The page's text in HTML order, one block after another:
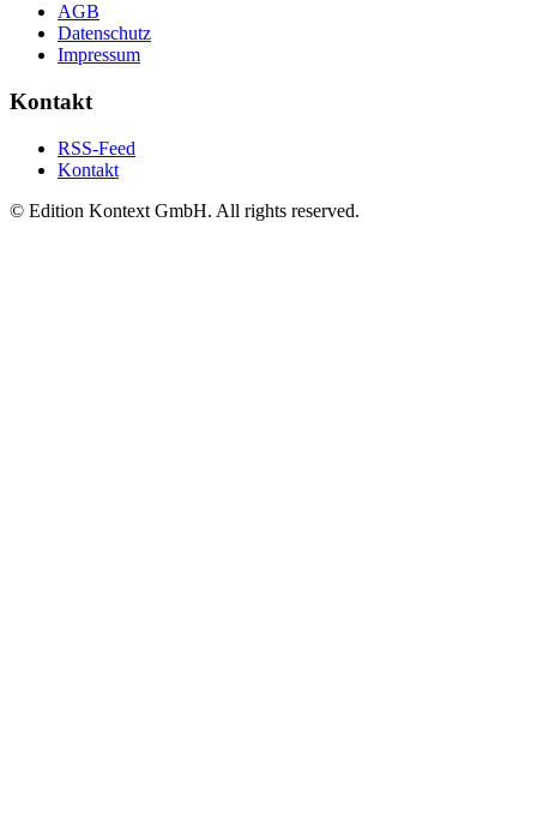
AGB
Datenschutz
Impressum
Kontakt
RSS-Feed
Kontakt
© Edition Kontext GmbH. All rights reserved.